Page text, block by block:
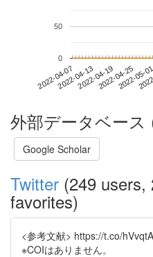
2022-04-072022-04-132022-04-192022-04-25
2022-05-
0
50
外部データベース
Google Scholar
Twitter (249 users,
favorites)
<参考文献> https://t.co/
※COIはありません。